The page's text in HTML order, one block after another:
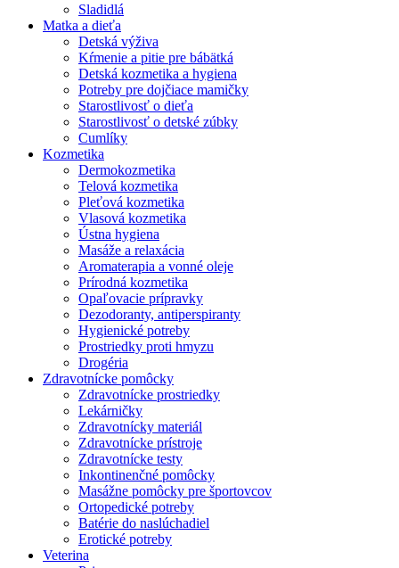
Sladidlá
Matka a dieťa
Detská výživa
Kŕmenie a pitie pre bábätká
Detská kozmetika a hygiena
Potreby pre dojčiace mamičky
Starostlivosť o dieťa
Starostlivosť o detské zúbky
Cumlíky
Kozmetika
Dermokozmetika
Telová kozmetika
Pleťová kozmetika
Vlasová kozmetika
Ústna hygiena
Masáže a relaxácia
Aromaterapia a vonné oleje
Prírodná kozmetika
Opaľovacie prípravky
Dezodoranty, antiperspiranty
Hygienické potreby
Prostriedky proti hmyzu
Drogéria
Zdravotnícke pomôcky
Zdravotnícke prostriedky
Lekárničky
Zdravotnícky materiál
Zdravotnícke prístroje
Zdravotnícke testy
Inkontinenčné pomôcky
Masážne pomôcky pre športovcov
Ortopedické potreby
Batérie do naslúchadiel
Erotické potreby
Veterina